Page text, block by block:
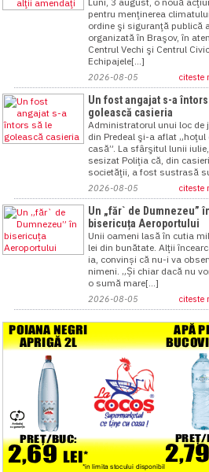
pentru menţinerea
ordine şi siguranţă publică
organizată în Braşov, în
Centrul Vechi şi Centrul
Echipajele[...]
2026-08-05 citeste
Un fost angajat s-a
golească casieria
Administratorul unui loc de
din Predeal şi-a aflat „hoţul
casă”. La sfârşitul lunii
sesizat Poliţia că, din
societăţii, a fost sustrasă
2026-08-05 citeste
Un „făr` de Dumnezeu”
bisericuța Aeroportului
Unii oameni lasă în cutia
lei din bunătate. Alții
ia, convinși că nu-i va
nimeni. „Și chiar dacă nu
o sumă mare[...]
2026-08-05 citeste